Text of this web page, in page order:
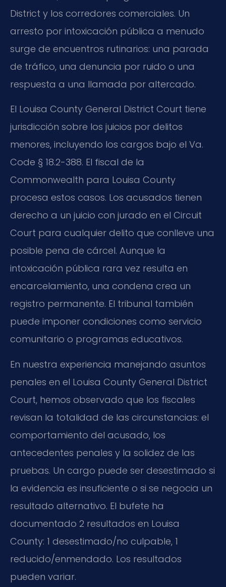
District y los corredores comerciales. Un
arresto por intoxicación pública a menudo
surge de encuentros rutinarios: una parada
de tráfico, una denuncia por ruido o una
respuesta a una llamada por altercado.
El Louisa County General District Court tiene
jurisdicción sobre los juicios por delitos
menores, incluyendo los cargos bajo el Va.
Code § 18.2-388. El fiscal de la
Commonwealth para Louisa County
procesa estos casos. Los acusados tienen
derecho a un juicio con jurado en el Circuit
Court para cualquier delito que conlleve una
posible pena de cárcel. Aunque la
intoxicación pública rara vez resulta en
encarcelamiento, una condena crea un
registro permanente. El tribunal también
puede imponer condiciones como servicio
comunitario o programas educativos.
En nuestra experiencia manejando asuntos
penales en el Louisa County General District
Court, hemos observado que los fiscales
revisan la totalidad de las circunstancias: el
comportamiento del acusado, los
antecedentes penales y la solidez de las
pruebas. Un cargo puede ser desestimado si
la evidencia es insuficiente o si se negocia un
resultado alternativo. El bufete ha
documentado 2 resultados en Louisa
County: 1 desestimado/no culpable, 1
reducido/enmendado. Los resultados
pueden variar.